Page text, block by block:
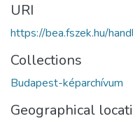
URI
https://bea.fszek.hu/
Collections
Budapest-képarchívum
Geographical